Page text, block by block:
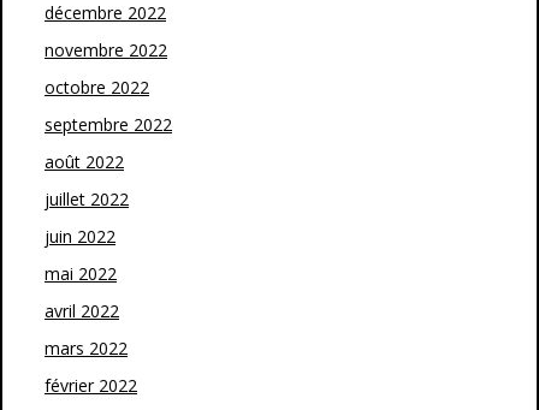
décembre 2022
novembre 2022
octobre 2022
septembre 2022
août 2022
juillet 2022
juin 2022
mai 2022
avril 2022
mars 2022
février 2022